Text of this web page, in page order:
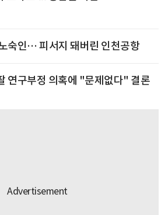
숙인… 피서지 돼버린 인천공항
연구부정 의혹에 "문제없다" 결론